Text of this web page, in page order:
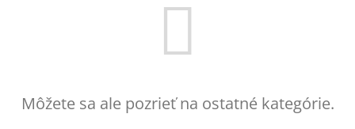
Môžete sa ale pozrieť na ostatné kategórie.